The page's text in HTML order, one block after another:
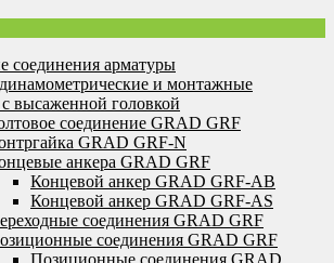
соединения арматуры
и монтажные
высаженной головкой
соединение GRAD GRF
GRAD GRF-N
анкера GRAD GRF
Концевой анкер GRAD GRF-AB
Концевой анкер GRAD GRF-AS
соединения GRAD GRF
соединения GRAD GRF
Позиционные соединения GRAD